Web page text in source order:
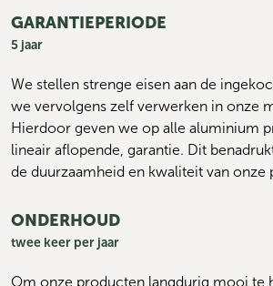
GARANTIEPERIODE
5 jaar
We stellen strenge eisen aan de
we vervolgens zelf verwerken in onze
Hierdoor geven we op alle aluminium
lineair aflopende, garantie. Dit
de duurzaamheid en kwaliteit van onze
ONDERHOUD
twee keer per jaar
Om onze producten langdurig mooi te